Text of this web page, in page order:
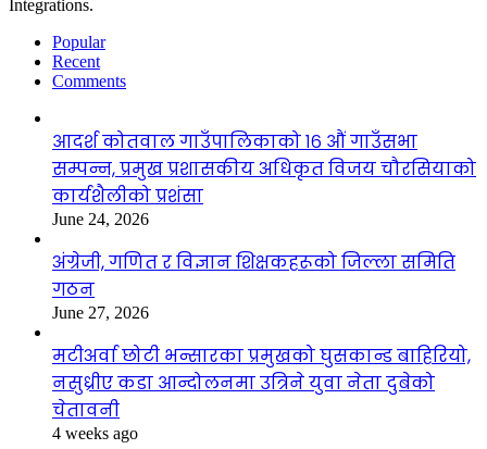
Integrations.
Popular
Recent
Comments
आदर्श कोतवाल गाउँपालिकाको १६ औं गाउँसभा
सम्पन्न, प्रमुख प्रशासकीय अधिकृत विजय चौरसियाको
कार्यशैलीको प्रशंसा
June 24, 2026
अंग्रेजी, गणित र विज्ञान शिक्षकहरूको जिल्ला समिति
गठन
June 27, 2026
मटीअर्वा छोटी भन्सारका प्रमुखको घुसकान्ड बाहिरियो,
नसुध्रीए कडा आन्दोलनमा उत्रिने युवा नेता दुबेको
चेतावनी
4 weeks ago